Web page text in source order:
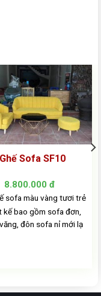
Ghế Sofa SF10
8.800.000 đ
sofa màu vàng tươi trẻ
kế bao gồm sofa đơn,
đôn sofa nỉ mới lạ